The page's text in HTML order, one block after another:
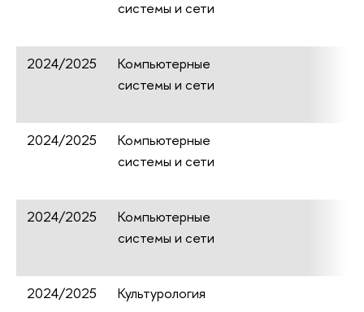
системы и сети
2024/2025
Компьютерные
системы и сети
2024/2025
Компьютерные
системы и сети
2024/2025
Компьютерные
системы и сети
2024/2025 Культурология